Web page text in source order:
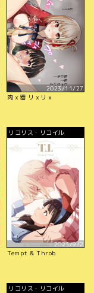
2023/11/27
肉ｘ器 リｘリｘ
リコリス・リコイル
2023/9/2
Tempt & Throb
リコリス・リコイル